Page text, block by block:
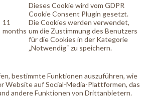
11
months
Dieses Cookie wird vom GDPR
Cookie Consent Plugin gesetzt.
Die Cookies werden verwendet,
um die Zustimmung des Benutzers
für die Cookies in der Kategorie
„Notwendig“ zu speichern.
bestimmte Funktionen auszuführen, wie
Website auf Social-Media-Plattformen, das
andere Funktionen von Drittanbietern.